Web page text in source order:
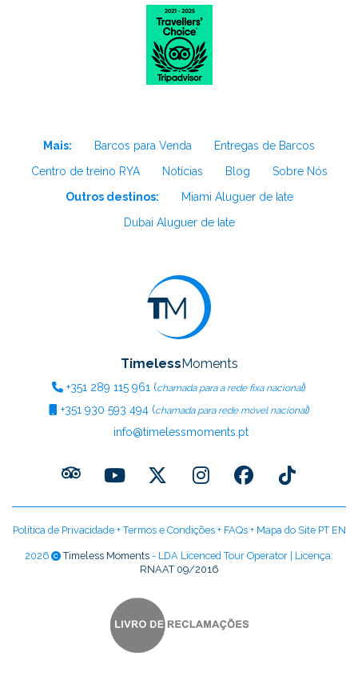
Mais: Barcos para Venda
Entregas de Barcos
Centro de treino RYA
Notícias Blog
Sobre Nós
Outros destinos:
Miami Aluguer de Iate
Dubai Aluguer de Iate
Timeless Moments
+351 289 115 961 (chamada para a rede fixa nacional)
+351 930 593 494(chamada para rede móvel nacional)
info@timelessmoments.pt
Política de Privacidade+Termos e Condições+ FAQs+ Mapa do Site PT EN
2026 Timeless Moments - LDA Licenced Tour Operator | Licença:
RNAAT 09/2016